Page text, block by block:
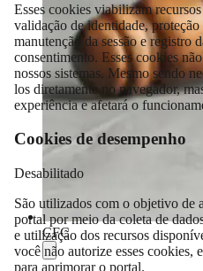
CFC
Compartilhar
Esses cookies viabilizam
validação de identidade,
manutenção da sessão e registro
consentimento. Esses cookies
nossos sistemas. Mesmo sendo
los diretamente no navegador,
experiência e afetará o
Cookies de desempenho
Desabilitado
São utilizados com o objetivo de
portal por meio da coleta de
e utilização dos recursos
você não autorize esses cookies,
para aprimorar o portal.